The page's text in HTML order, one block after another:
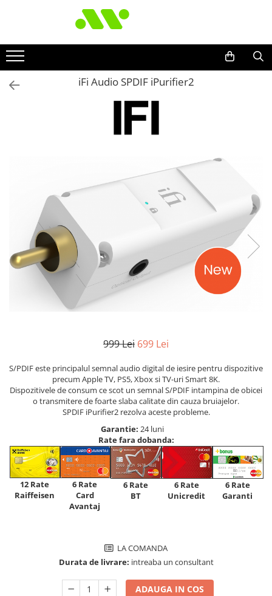
iFi Audio SPDIF iPurifier2
999 Lei 699 Lei
S/PDIF este principalul semnal audio digital de iesire pentru dispozitive
precum Apple TV, PS5, Xbox si TV-uri Smart 8K.
Dispozitivele de consum ce scot un semnal S/PDIF intampina de obicei
o transmitere de foarte slaba calitate din cauza bruiajelor.
SPDIF iPurifier2 rezolva aceste probleme.
Garantie: 24 luni
Rate fara dobanda:
12 Rate
Raiffeisen
6 Rate
Card
Avantaj
6 Rate
BT
6 Rate
Unicredit
6 Rate
Garanti
LA COMANDA
Durata de livrare: intreaba un consultant
ADAUGA IN COS